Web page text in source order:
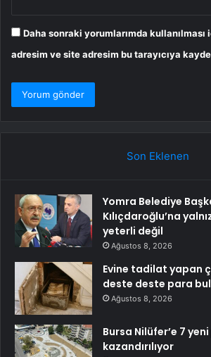
Daha sonraki yorumlarımda kullanılması
adresim ve site adresim bu tarayıcıya
Son Eklenen
Yomra Belediye
Kılıçdaroğlu’na
yeterli değil
Ağustos 8, 2026
Evine tadilat yapan
deste deste para
Ağustos 8, 2026
Bursa Nilüfer’e 7
kazandırılıyor